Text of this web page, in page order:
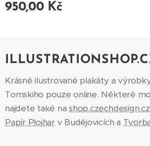
950,00Kč
Krásné ilustrované plakáty a
Tomskiho pouze online. Některé
najdete také nashop.czechdesign.cz
Papír Plojharv Budějovicích a